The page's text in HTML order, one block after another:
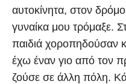
αυτοκίνητα, στον
γυναίκα μου τρόμαξε.
παιδιά χοροπηδούσαν
έχω έναν γιο από τον
ζούσε σε άλλη πόλη.